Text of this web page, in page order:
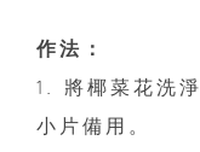
作法：
1. 將椰菜花洗
小片備用。